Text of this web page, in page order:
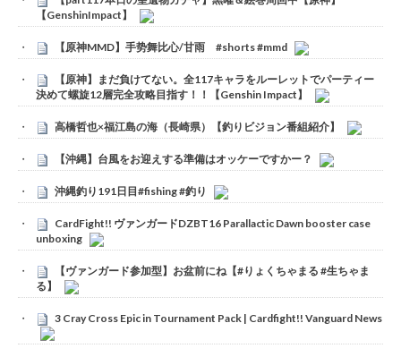
【GenshinImpact】
【原神MMD】手势舞比心/甘雨 #shorts #mmd
【原神】まだ負けてない。全117キャラをルーレットでパーティー
決めて螺旋12層完全攻略目指す！！【Genshin Impact】
高橋哲也×福江島の海（長崎県）【釣りビジョン番組紹介】
【沖縄】台風をお迎えする準備はオッケーですかー？
沖縄釣り191日目#fishing #釣り
CardFight!! ヴァンガードDZBT16 Parallactic Dawn booster case
unboxing
【ヴァンガード参加型】お盆前にね【#りょくちゃまる #生ちゃま
る】
3 Cray Cross Epic in Tournament Pack | Cardfight!! Vanguard News